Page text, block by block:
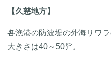
【久慈地方】
各漁港の防波堤の外海サワ
大きさは40～50㌢。